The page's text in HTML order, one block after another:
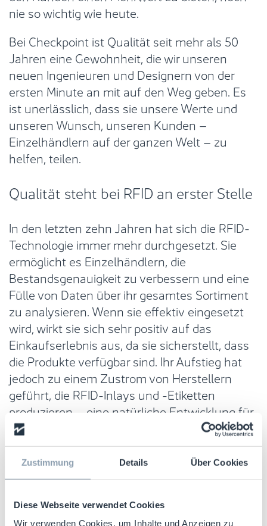
Zustimmung Details Über Cookies
Diese Webseite verwendet Cookies
Wir verwenden Cookies, um Inhalte und Anzeigen zu
nie so wichtig wie heute.
Bei Checkpoint ist Qualität seit mehr als 50
Jahren eine Gewohnheit, die wir unseren
neuen Ingenieuren und Designern von der
ersten Minute an mit auf den Weg geben. Es
ist unerlässlich, dass sie unsere Werte und
unseren Wunsch, unseren Kunden –
Einzelhändlern auf der ganzen Welt – zu
helfen, teilen.
Qualität steht bei RFID an erster Stelle
In den letzten zehn Jahren hat sich die RFID-
Technologie immer mehr durchgesetzt. Sie
ermöglicht es Einzelhändlern, die
Bestandsgenauigkeit zu verbessern und eine
Fülle von Daten über ihr gesamtes Sortiment
zu analysieren. Wenn sie effektiv eingesetzt
wird, wirkt sie sich sehr positiv auf das
Einkaufserlebnis aus, da sie sicherstellt, dass
die Produkte verfügbar sind. Ihr Aufstieg hat
jedoch zu einem Zustrom von Herstellern
geführt, die RFID-Inlays und -Etiketten
produzieren – eine natürliche Entwicklung für
die Branche, die jedoch ein Problem für den
Einzelhandel darstellt.
Und das Problem liegt in der Qualität, oder
ein einfacher Sensor, es ist ein Datenträger.